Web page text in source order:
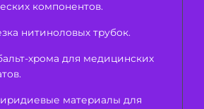
компонентов.
нитиноловых трубок.
хрома для медицинских
материалы для